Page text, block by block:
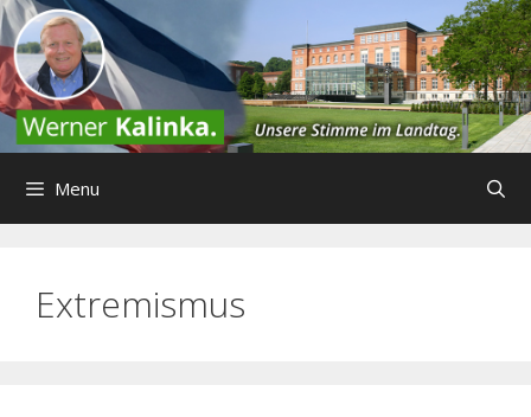
Zum
Inhalt
springen
Menu
Extremismus